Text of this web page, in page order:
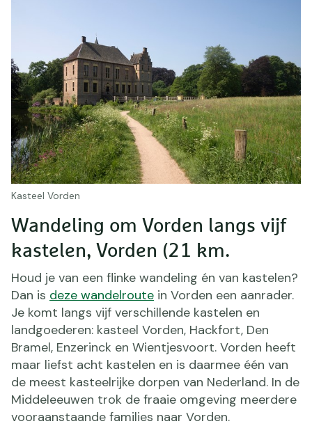
Kasteel Vorden
Wandeling om Vorden langs vijf
kastelen, Vorden (21 km.
Houd je van een flinke wandeling én van kastelen?
Dan is deze wandelroute in Vorden een aanrader.
Je komt langs vijf verschillende kastelen en
landgoederen: kasteel Vorden, Hackfort, Den
Bramel, Enzerinck en Wientjesvoort. Vorden heeft
maar liefst acht kastelen en is daarmee één van
de meest kasteelrijke dorpen van Nederland. In de
Middeleeuwen trok de fraaie omgeving meerdere
vooraanstaande families naar Vorden.